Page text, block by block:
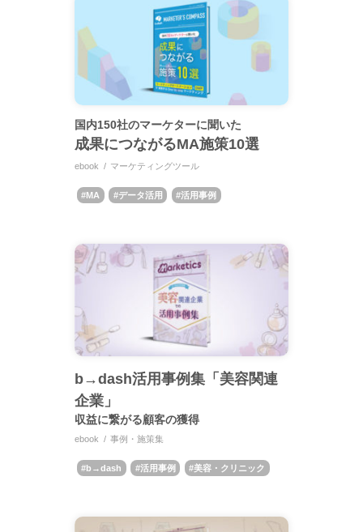
国内150社のマーケターに聞いた
成果につながるMA施策10選
ebook マーケティングツール
MA データ活用 活用事例
b→dash活用事例集「美容関連
企業」
収益に繋がる顧客の獲得
ebook 事例・施策集
b→dash 活用事例 美容・クリニック